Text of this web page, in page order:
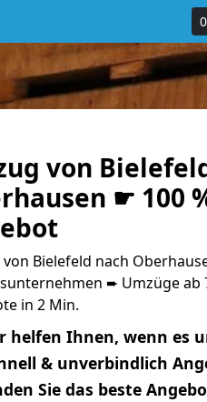
von
☛ 100
Bielefeld nach
➨ Umzüge ab
in 2 Min.
helfen Ihnen, wenn es
& unverbindlich
Sie das beste